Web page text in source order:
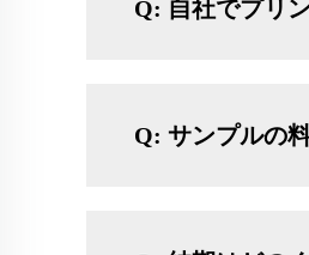
Q: 自社でプリ
Q: サンプルの